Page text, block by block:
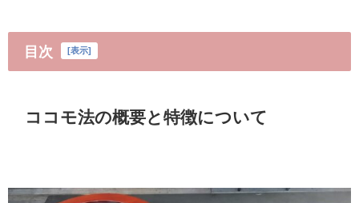
目次 [表示]
ココモ法の概要と特徴について